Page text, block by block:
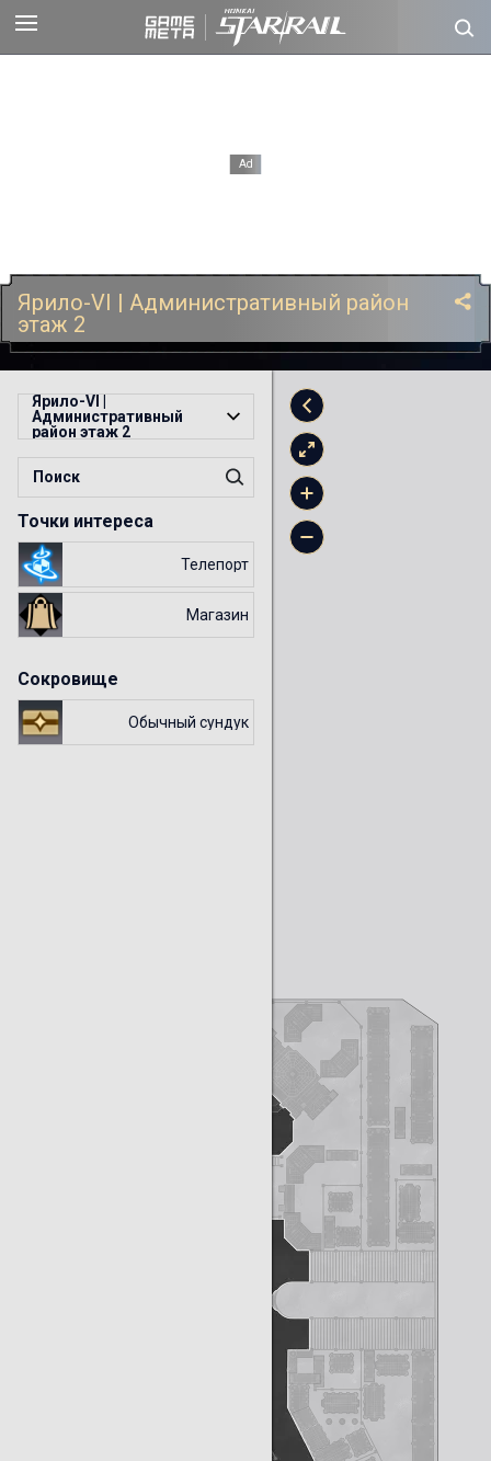
Ярило-VI | Административный район
этаж 2
Ярило-VI |
Административный
район этаж 2
Точки интереса
Телепорт
Магазин
Сокровище
Обычный сундук